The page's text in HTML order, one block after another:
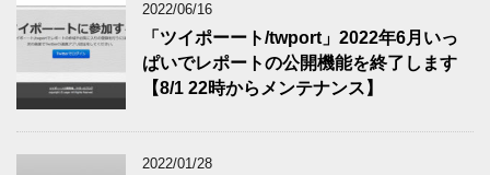
2022/06/16
「ツイポーート/twport」2022年6月いっ
ぱいでレポートの公開機能を終了します
【8/1 22時からメンテナンス】
2022/01/28